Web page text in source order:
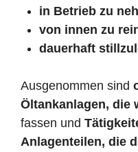
in Betrieb zu
von innen zu
dauerhaft
Ausgenommen sind
Öltankanlagen, die
fassen und
Anlagenteilen, die